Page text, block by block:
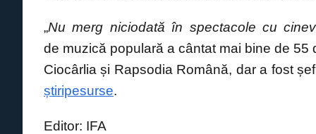
„Nu merg niciodată în spectacole cu
de muzică populară a cântat mai bine de
Ciocârlia și Rapsodia Română, dar a fost
știripesurse.
Editor: IFA